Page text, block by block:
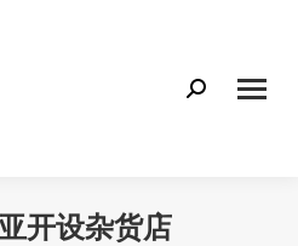
Search:
开设杂货店